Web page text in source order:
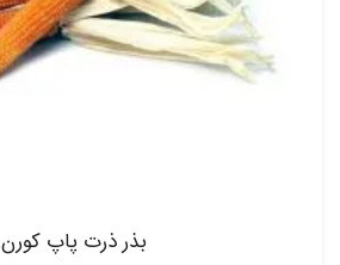
بذر ذرت پاپ کورن